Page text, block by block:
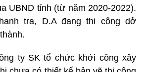
UBND tỉnh (từ năm 2020-2022).
tra, D.A đang thi công dở
ty SK tổ chức khởi công xây